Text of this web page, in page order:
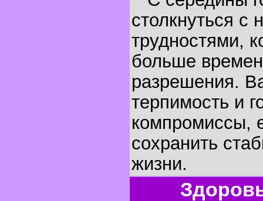
столкнуться с
трудностями,
больше
разрешения.
терпимость и
компромиссы,
сохранить
жизни.